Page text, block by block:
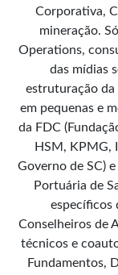
Corporativa,
mineração.
Operations,
das mídias
estruturação da
em pequenas e
da FDC
HSM, KPMG,
Governo de SC)
Portuária de
específicos
Conselheiros de
técnicos e
Fundamentos,